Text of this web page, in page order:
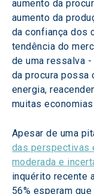
aumento da
aumento da
da confiança dos
tendência do
de uma ressalva
da procura possa
energia,
muitas
Apesar de uma
das perspectivas
moderada e
inquérito recente
56% esperam